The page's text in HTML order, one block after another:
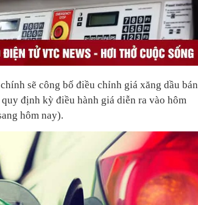
sẽ công bố điều chỉnh giá xăng dầu bán
định kỳ điều hành giá diễn ra vào hôm
hôm nay).